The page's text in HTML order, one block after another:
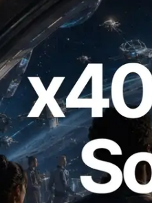
Solana RPC —
in der KI-Agenten